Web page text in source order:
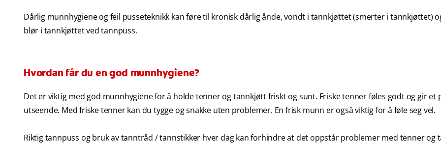
Dårlig munnhygiene og feil pusseteknikk kan føre til kronisk dårlig ånde, vondt i tannkjøttet (smerter i tannkjøttet)
blør i tannkjøttet ved tannpuss.
Hvordan får du en god munnhygiene?
Det er viktig med god munnhygiene for å holde tenner og tannkjøtt friskt og sunt. Friske tenner føles godt og gir et
utseende. Med friske tenner kan du tygge og snakke uten problemer. En frisk munn er også viktig for å føle seg vel.
Riktig tannpuss og bruk av tanntråd / tannstikker hver dag kan forhindre at det oppstår problemer med tenner og